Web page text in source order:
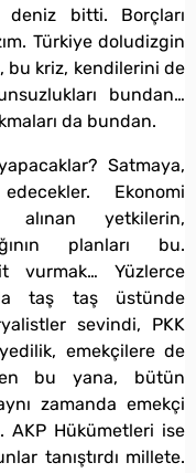
bitti. Borçları
Türkiye doludizgin
bu kriz, kendilerini de
bundan…
da bundan.
Satmaya,
Ekonomi
alınan yetkilerin,
planları bu.
vurmak… Yüzlerce
taş taş üstünde
sevindi, PKK
emekçilere de
bu yana, bütün
zamanda emekçi
AKP Hükümetleri ise
tanıştırdı millete.